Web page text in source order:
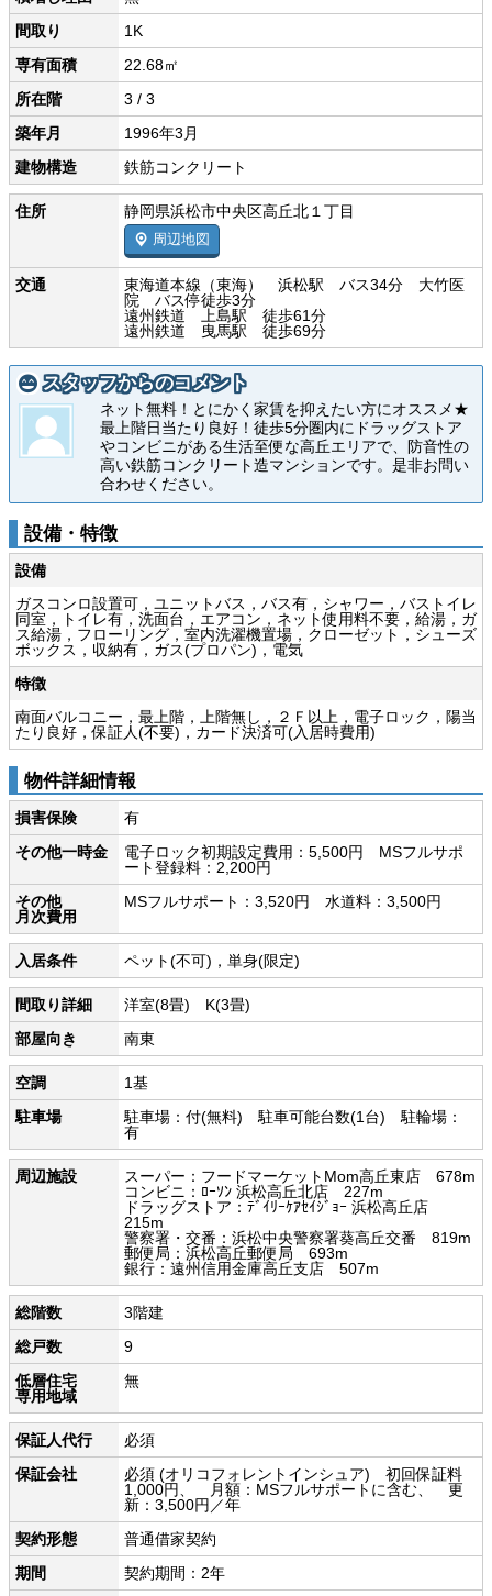
間取り
1K
専有面積
22.68㎡
所在階
3 / 3
築年月
1996年3月
建物構造
鉄筋コンクリート
住所 静岡県浜松市中央区高丘北１丁目
周辺地図
交通
東海道本線（東海） 浜松駅 バス34分 大竹医
院 バス停徒歩3分
遠州鉄道 上島駅 徒歩61分
遠州鉄道 曳馬駅 徒歩69分
スタッフからのコメント
ネット無料！とにかく家賃を抑えたい方にオススメ★
最上階日当たり良好！徒歩5分圏内にドラッグストア
やコンビニがある生活至便な高丘エリアで、防音性の
高い鉄筋コンクリート造マンションです。是非お問い
合わせください。
設備・特徴
設備
ガスコンロ設置可，ユニットバス，バス有，シャワー，バストイレ
同室，トイレ有，洗面台，エアコン，ネット使用料不要，給湯，ガ
ス給湯，フローリング，室内洗濯機置場，クローゼット，シューズ
ボックス，収納有，ガス(プロパン)，電気
特徴
南面バルコニー，最上階，上階無し，２Ｆ以上，電子ロック，陽当
たり良好，保証人(不要)，カード決済可(入居時費用)
物件詳細情報
損害保険
有
その他一時金
電子ロック初期設定費用：5,500円 MSフルサポ
ート登録料：2,200円
その他
月次費用
MSフルサポート：3,520円 水道料：3,500円
入居条件 ペット(不可)，単身(限定)
間取り詳細
洋室(8畳) K(3畳)
部屋向き
南東
空調
1基
駐車場
駐車場：付(無料) 駐車可能台数(1台) 駐輪場：
有
周辺施設
スーパー：フードマーケットMom高丘東店 678m
コンビニ：ﾛｰｿﾝ 浜松高丘北店 227m
ドラッグストア：ﾃﾞｲﾘｰｹｱｾｲｼﾞｮｰ 浜松高丘店
215m
警察署・交番：浜松中央警察署葵高丘交番 819m
郵便局：浜松高丘郵便局 693m
銀行：遠州信用金庫高丘支店 507m
総階数
3階建
総戸数
9
低層住宅
専用地域
無
保証人代行
必須
保証会社
必須 (オリコフォレントインシュア) 初回保証料
1,000円、 月額：MSフルサポートに含む、 更
新：3,500円／年
契約形態
普通借家契約
期間
契約期間：2年